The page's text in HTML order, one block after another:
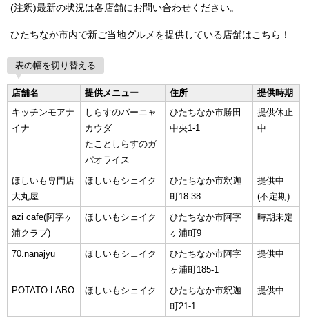
(注釈)最新の状況は各店舗にお問い合わせください。
ひたちなか市内で新ご当地グルメを提供している店舗はこちら！
表の幅を切り替える
店舗名 提供メニュー 住所
提供時期
キッチンモアナ
イナ
しらすのバーニャ
カウダ
たことしらすのガ
パオライス
ひたちなか市勝田
中央1-1
提供休止
中
ほしいも専門店
大丸屋
ほしいもシェイク
ひたちなか市釈迦
町18-38
提供中
(不定期)
azi cafe(阿字ヶ
浦クラブ)
ほしいもシェイク
ひたちなか市阿字
ヶ浦町9
時期未定
70.nanajyu ほしいもシェイク
ひたちなか市阿字
ヶ浦町185-1
提供中
POTATO LABO ほしいもシェイク
ひたちなか市釈迦
町21-1
提供中